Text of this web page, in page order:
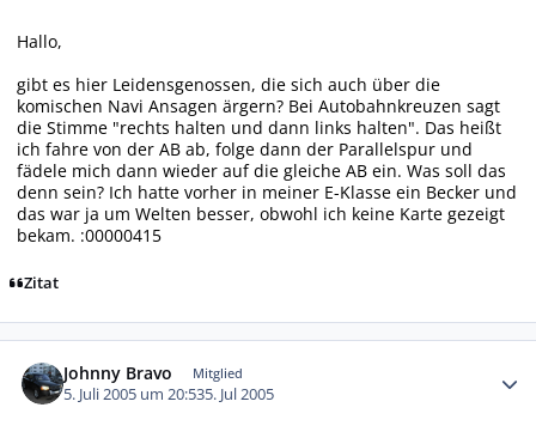
Hallo,
gibt es hier Leidensgenossen, die sich auch über die
komischen Navi Ansagen ärgern? Bei Autobahnkreuzen sagt
die Stimme "rechts halten und dann links halten". Das heißt
ich fahre von der AB ab, folge dann der Parallelspur und
fädele mich dann wieder auf die gleiche AB ein. Was soll das
denn sein? Ich hatte vorher in meiner E-Klasse ein Becker und
das war ja um Welten besser, obwohl ich keine Karte gezeigt
bekam. :00000415
Zitat
Johnny Bravo Mitglied
5. Juli 2005 um 20:535. Jul 2005